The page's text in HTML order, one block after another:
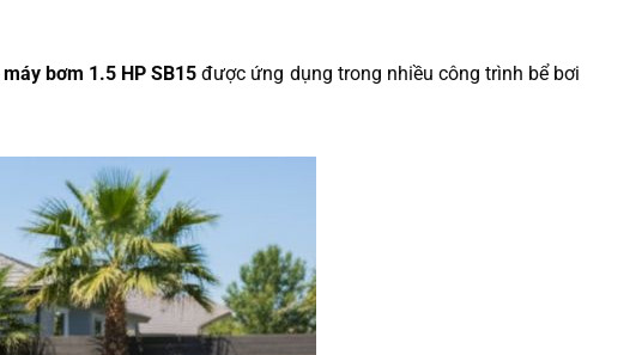
máy bơm 1.5 HP SB15 được ứng dụng trong nhiều công trình bể bơi